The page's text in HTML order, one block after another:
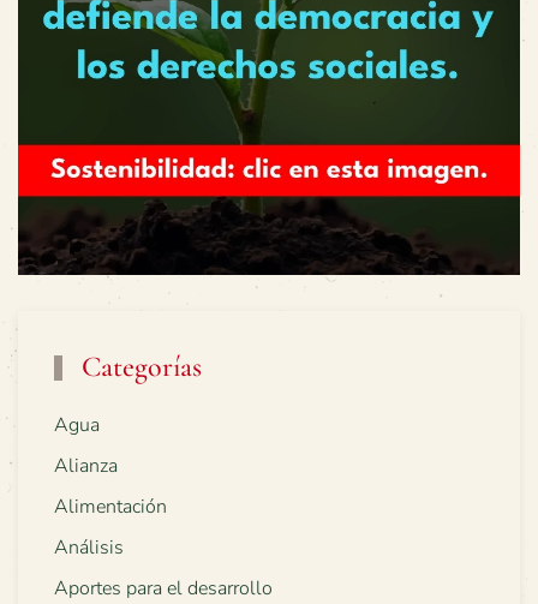
Categorías
Agua
Alianza
Alimentación
Análisis
Aportes para el desarrollo